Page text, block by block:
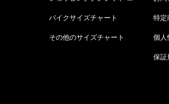
バイクサイズチャート
その他のサイズチャート
特定
個人
保証